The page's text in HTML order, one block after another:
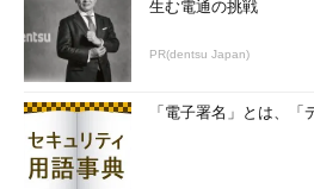
パソナキャリア
岡村知佳
大学卒業後、流通系企業にてコール
ューサー等を経験後、パソナキャリ
生む電通の挑戦
PR(dentsu Japan)
「電子署名」とは、「